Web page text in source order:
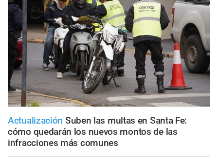
Actualización Suben las multas en Santa Fe:
cómo quedarán los nuevos montos de las
infracciones más comunes